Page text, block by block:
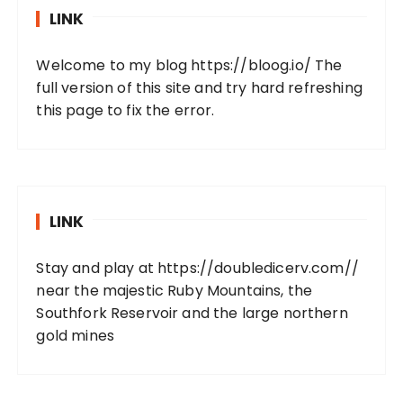
LINK
Welcome to my blog https://bloog.io/ The
full version of this site and try hard refreshing
this page to fix the error.
LINK
Stay and play at https://doubledicerv.com//
near the majestic Ruby Mountains, the
Southfork Reservoir and the large northern
gold mines